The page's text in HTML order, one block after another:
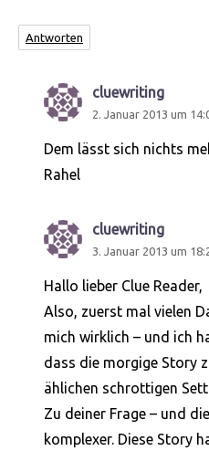
Antworten
cluewriting
2. Januar 2013 um
Dem lässt sich nichts
Rahel
cluewriting
3. Januar 2013 um
Hallo lieber Clue Reader,
Also, zuerst mal vielen
mich wirklich – und ich
dass die morgige Story
ählichen schrottigen
Zu deiner Frage – und
komplexer. Diese Story